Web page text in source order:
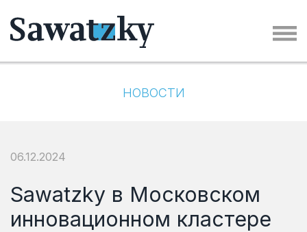
НОВОСТИ
06.12.2024
Sawatzky в Московском
инновационном кластере